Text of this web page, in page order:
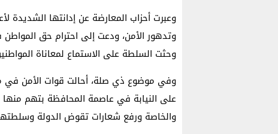
وعبرت أحزاب المعارضة عن إدانتها الشديدة
وتدهور الأمن، ودعت إلى احترام حق
وحثت السلطة على الاستماع لمعاناة
وفي موضوع ذي صلة، أحالت قوات الأمن في
على النيابة في عاصمة المحافظة بتهم منها
والخاصة ورفع شعارات تقوض الدولة